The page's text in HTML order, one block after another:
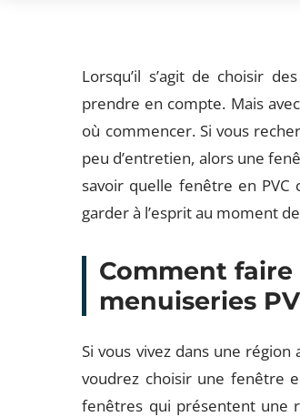
Lorsqu’il s’agit de choisir
prendre en compte. Mais
où commencer. Si vous
peu d’entretien, alors une
savoir quelle fenêtre en PVC
garder à l’esprit au moment
Comment
menuiseries
Si vous vivez dans une
voudrez choisir une fenêtre
fenêtres qui présentent une